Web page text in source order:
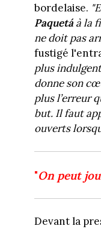
bordelaise.
Paquetáà la
ne doit pas
fustigé
plus
donne son
plus l’erreur
but. Il faut
ouverts
"On peut
Devant la